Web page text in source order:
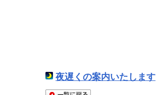
夜遅くの案内いたします